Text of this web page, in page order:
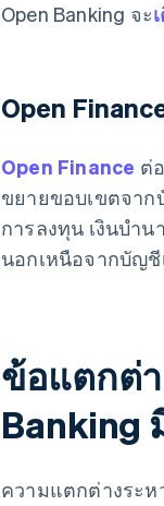
Open Banking จะ
Open
Open Finance ต่
ขยายขอบเขตจาก
การลงทุน เงินบำ
นอกเหนือจากบัญ
ข้อแตกต่า
Banking
ความแตกต่างระห